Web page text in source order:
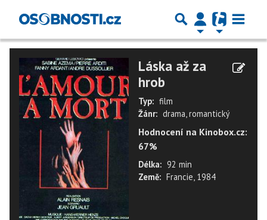
Láska až za
hrob
Typ: film
Žánr: drama, romantický
Hodnocení na Kinobox.cz:
67%
Délka: 92 min
Země: Francie, 1984